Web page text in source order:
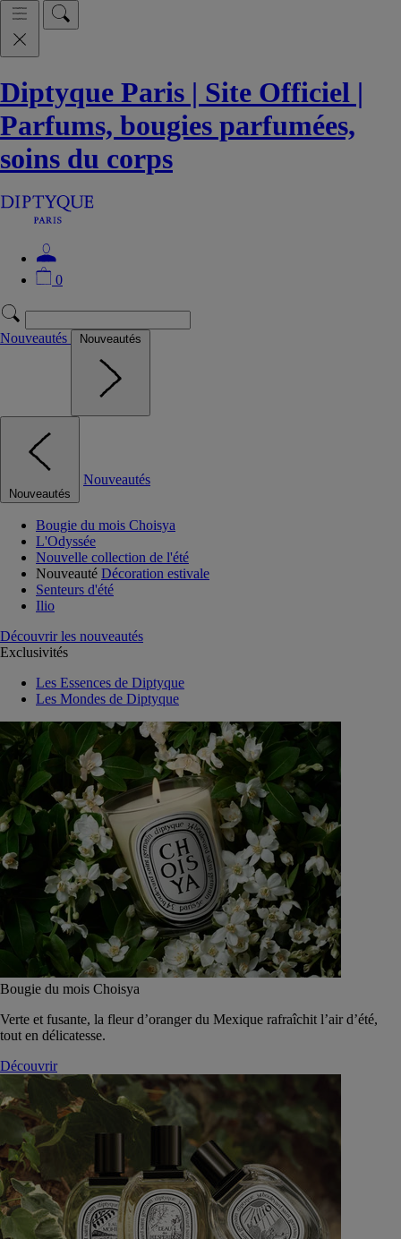
Diptyque Paris | Site Officiel |
Parfums, bougies parfumées,
soins du corps
0
Nouveautés Nouveautés
Nouveautés
Nouveautés
Bougie du mois Choisya
L'Odyssée
Nouvelle collection de l'été
Nouveauté Décoration estivale
Senteurs d'été
Ilio
Découvrir les nouveautés
Exclusivités
Les Essences de Diptyque
Les Mondes de Diptyque
Bougie du mois Choisya
Verte et fusante, la fleur d’oranger du Mexique rafraîchit l’air d’été,
tout en délicatesse.
Découvrir